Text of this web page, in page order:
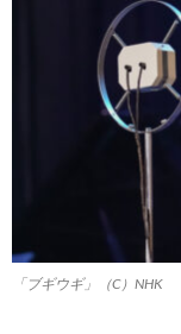
「ブギウギ」（C）NHK